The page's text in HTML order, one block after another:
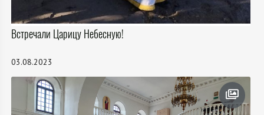
Встречали Царицу Небесную!
03.08.2023